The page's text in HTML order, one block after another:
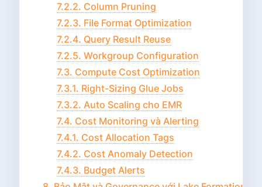
7.2.2. Column Pruning
7.2.3. File Format Optimization
7.2.4. Query Result Reuse
7.2.5. Workgroup Configuration
7.3. Compute Cost Optimization
7.3.1. Right-Sizing Glue Jobs
7.3.2. Auto Scaling cho EMR
7.4. Cost Monitoring và Alerting
7.4.1. Cost Allocation Tags
7.4.2. Cost Anomaly Detection
7.4.3. Budget Alerts